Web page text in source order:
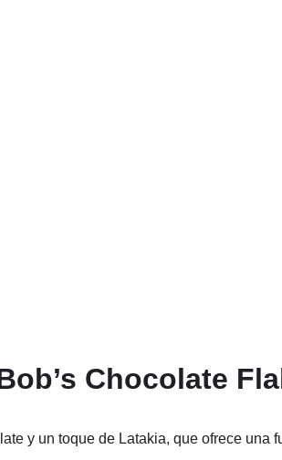
Chocolate
y un toque de Latakia, que ofrece una